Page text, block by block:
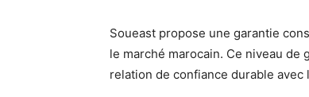
Soueast propose une garantie
le marché marocain. Ce niveau de
relation de confiance durable avec